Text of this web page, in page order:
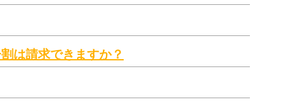
は請求できますか？